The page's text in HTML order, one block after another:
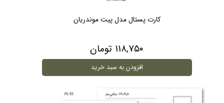
کارت پستال مدل پیت موندریان
۱۱۸,۷۵۰ تومان
افزودن به سبد خرید